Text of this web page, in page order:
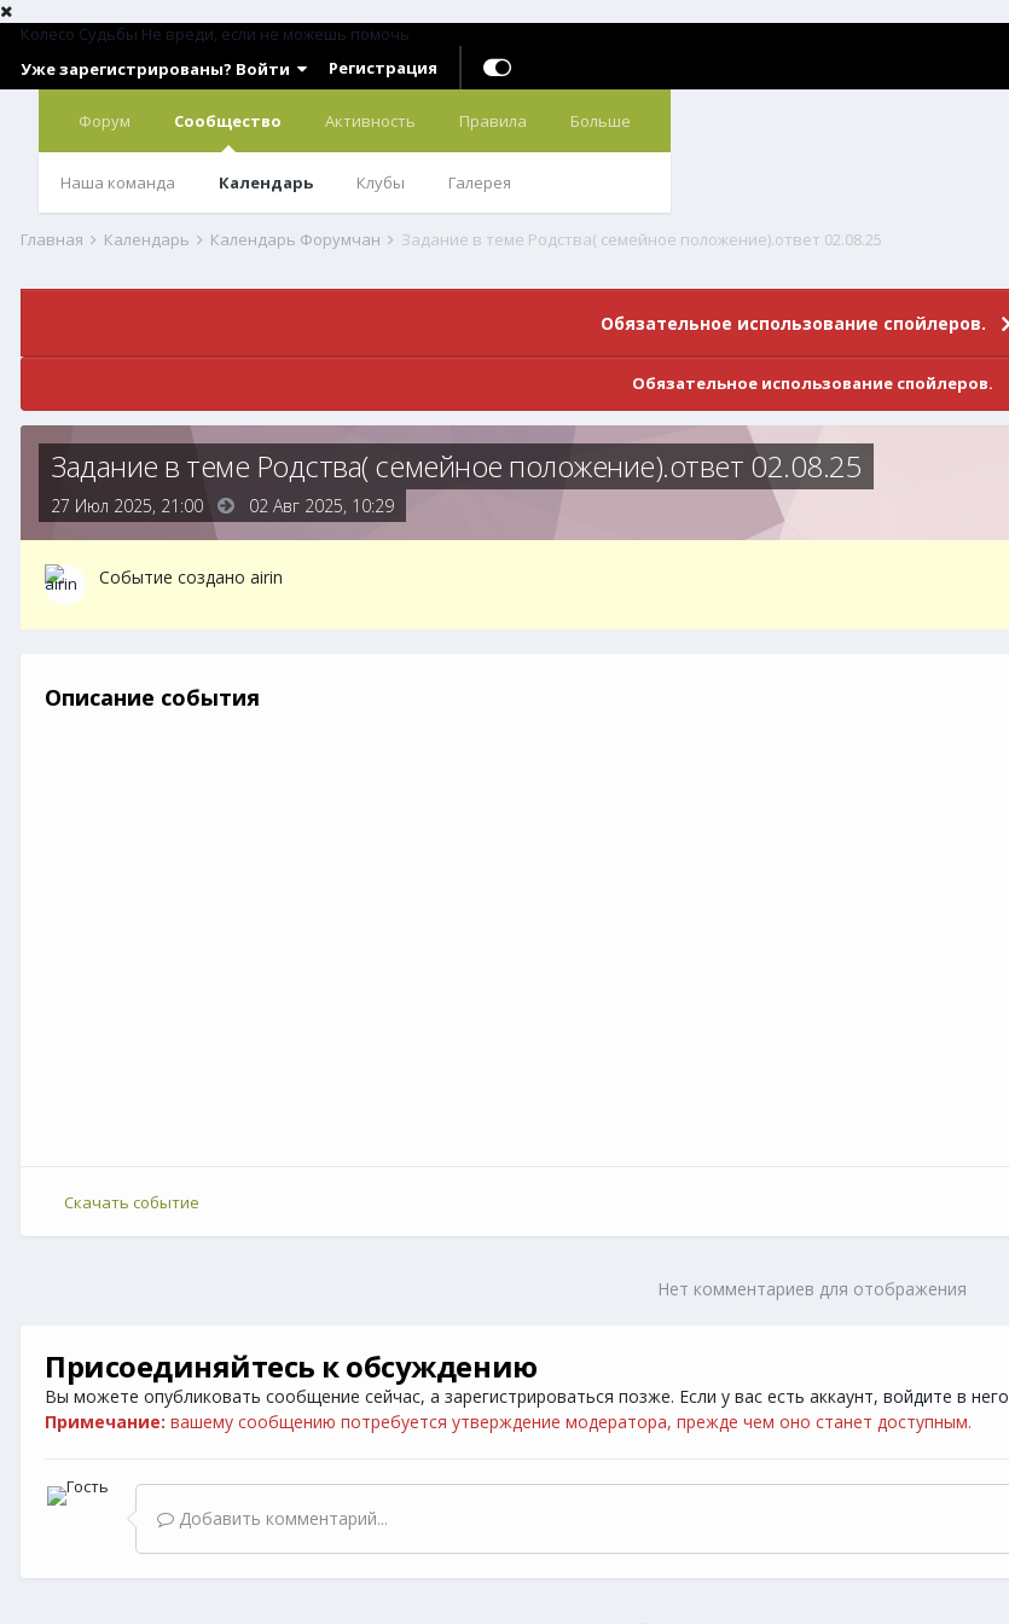
Колесо Судьбы Не вреди, если не можешь помочь
Уже зарегистрированы? Войти
Регистрация
Форум Сообщество
Наша команда Календарь Клубы Галерея
Активность Правила Больше
Главная Календарь Календарь Форумчан Задание в теме Родства( семейное положение).ответ 02.08.25
Обязательное использование спойлеров.
Обязательное использование спойлеров.
Задание в теме Родства( семейное положение).ответ 02.08.25
27 Июл 2025, 21:00 02 Авг 2025, 10:29
Событие создано airin
Описание события
Скачать событие
Нет комментариев для отображения
Присоединяйтесь к обсуждению
Вы можете опубликовать сообщение сейчас, а зарегистрироваться позже. Если у вас есть аккаунт, войдите в него
Примечание: вашему сообщению потребуется утверждение модератора, прежде чем оно станет доступным.
Добавить комментарий...